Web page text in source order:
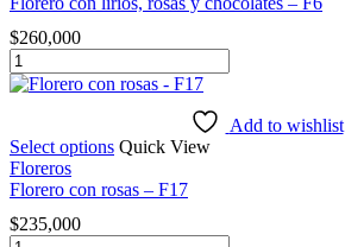
cantidad
$260,000
Florero
con
y
chocolates
-
cantidad
Add to wishlist
Select options Quick View
Floreros
Florero con rosas – F17
$235,000